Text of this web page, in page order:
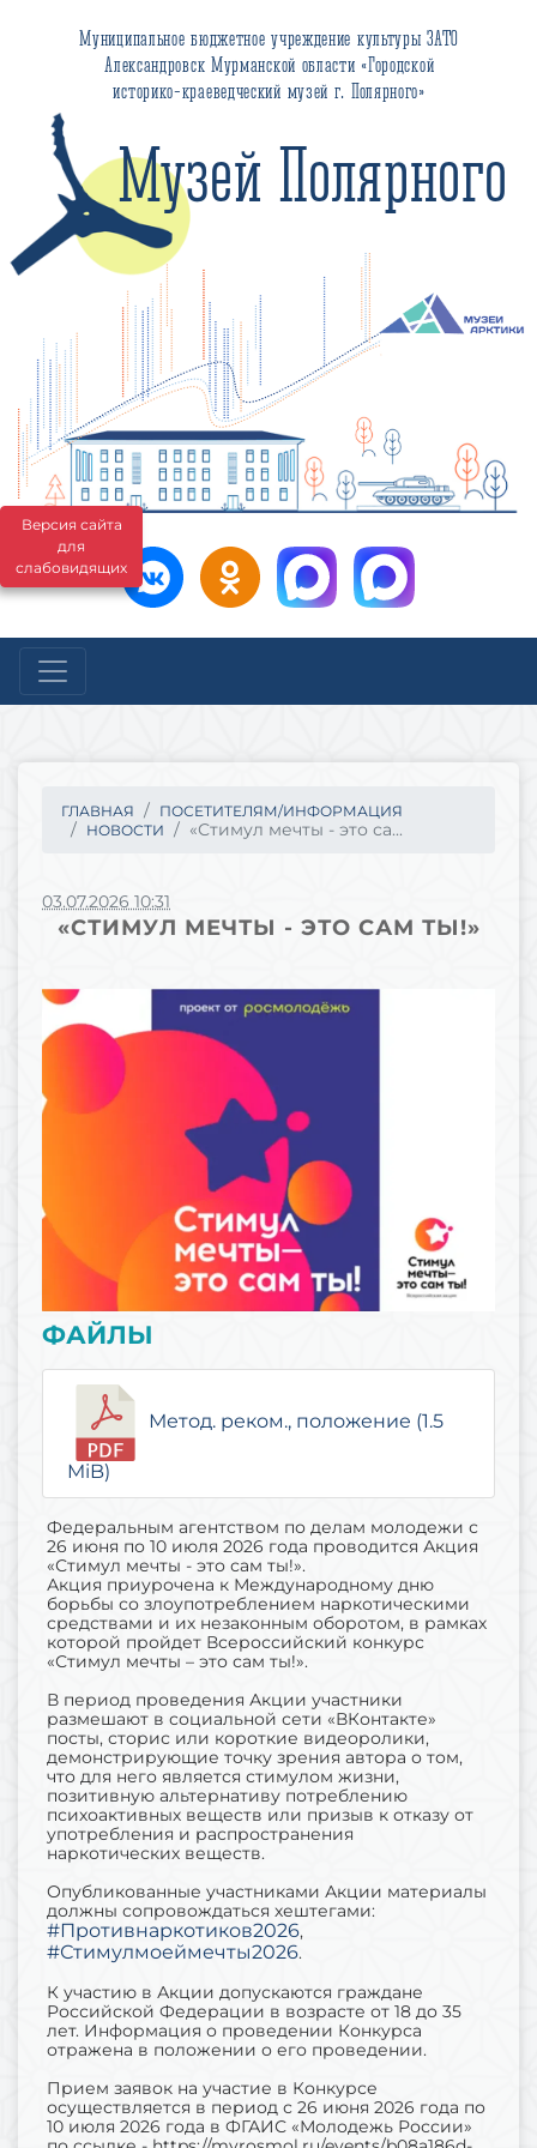
Версия сайта
для
слабовидящих
Муниципальное бюджетное учреждение культуры ЗАТО
Александровск Мурманской области «Городской
историко-краеведческий музей г. Полярного»
ГЛАВНАЯ
ПОСЕТИТЕЛЯМ/ИНФОРМАЦИЯ
НОВОСТИ
«Стимул мечты - это са...
03.07.2026 10:31
«СТИМУЛ МЕЧТЫ - ЭТО САМ ТЫ!»
ФАЙЛЫ
Метод. реком., положение (1.5
MiB)
Федеральным агентством по делам молодежи с
26 июня по 10 июля 2026 года проводится Акция
«Стимул мечты - это сам ты!».
Акция приурочена к Международному дню
борьбы со злоупотреблением наркотическими
средствами и их незаконным оборотом, в рамках
которой пройдет Всероссийский конкурс
«Стимул мечты – это сам ты!».
В период проведения Акции участники
размешают в социальной сети «ВКонтакте»
посты, сторис или короткие видеоролики,
демонстрирующие точку зрения автора о том,
что для него является стимулом жизни,
позитивную альтернативу потреблению
психоактивных веществ или призыв к отказу от
употребления и распространения
наркотических веществ.
Опубликованные участниками Акции материалы
должны сопровождаться хештегами:
#Противнаркотиков2026,
#Стимулмоеймечты2026.
К участию в Акции допускаются граждане
Российской Федерации в возрасте от 18 до 35
лет. Информация о проведении Конкурса
отражена в положении о его проведении.
Прием заявок на участие в Конкурсе
осуществляется в период с 26 июня 2026 года по
10 июля 2026 года в ФГАИС «Молодежь России»